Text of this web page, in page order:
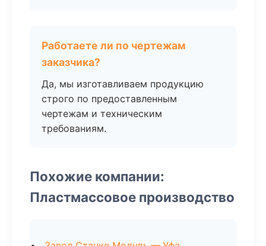
Работаете ли по чертежам
заказчика?
Да, мы изготавливаем продукцию
строго по предоставленным
чертежам и техническим
требованиям.
Похожие компании:
Пластмассовое производство